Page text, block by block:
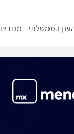
הממשלתי מגזרים